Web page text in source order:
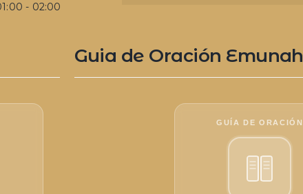
- 02:00
Guia de Oración Emunah
GUÍA DE ORACIÓN